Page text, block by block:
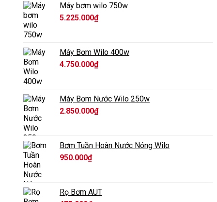
Máy bơm wilo 750w
5.225.000₫
Máy Bơm Wilo 400w
4.750.000₫
Máy Bơm Nước Wilo 250w
2.850.000₫
Bơm Tuần Hoàn Nước Nóng Wilo
950.000₫
Rọ Bơm AUT